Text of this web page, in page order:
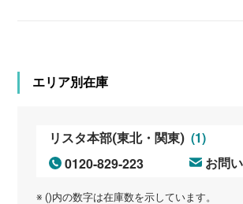
エリア別在庫
リスタ本部(東北・関東) (1)
0120-829-223
お問
※ ()内の数字は在庫数を示しています。